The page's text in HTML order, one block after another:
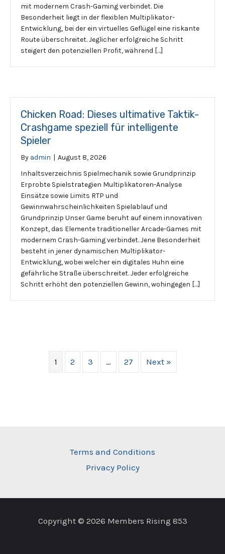
mit modernem Crash-Gaming verbindet. Die
Besonderheit liegt in der flexiblen Multiplikator-
Entwicklung, bei der ein virtuelles Geflügel eine riskante
Route überschreitet. Jeglicher erfolgreiche Schritt
steigert den potenziellen Profit, während […]
Chicken Road: Dieses ultimative Taktik-
Crashgame speziell für intelligente
Spieler
By admin | August 8, 2026
Inhaltsverzeichnis Spielmechanik sowie Grundprinzip
Erprobte Spielstrategien Multiplikatoren-Analyse
Einsätze sowie Limits RTP und
Gewinnwahrscheinlichkeiten Spielablauf und
Grundprinzip Unser Game beruht auf einem innovativen
Konzept, das Elemente traditioneller Arcade-Games mit
modernem Crash-Gaming verbindet. Jene Besonderheit
besteht in jener dynamischen Multiplikator-
Entwicklung, wobei welcher ein digitales Huhn eine
gefährliche Straße überschreitet. Jeder erfolgreiche
Schritt erhöht den potenziellen Gewinn, wohingegen […]
1 2 3 … 27 Next »
Terms and Conditions
Privacy Policy
Copyright © 2026 Members Rising 853